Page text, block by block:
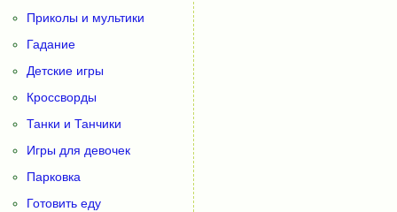
Приколы и мультики
Гадание
Детские игры
Кроссворды
Танки и Танчики
Игры для девочек
Парковка
Готовить еду